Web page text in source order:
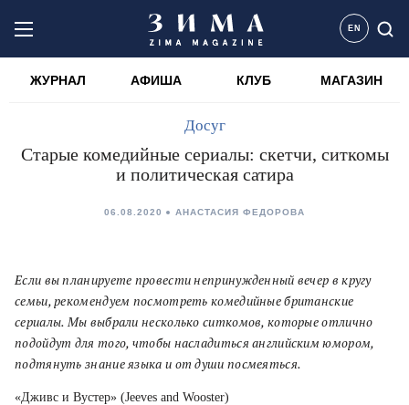
EN
ЖУРНАЛ АФИША КЛУБ МАГАЗИН
Досуг
Старые комедийные сериалы: скетчи, ситкомы
и политическая сатира
06.08.2020 АНАСТАСИЯ ФЕДОРОВА
Если вы планируете провести непринужденный вечер в кругу
семьи, рекомендуем посмотреть комедийные британские
сериалы. Мы выбрали несколько ситкомов, которые отлично
подойдут для того, чтобы насладиться английским юмором,
подтянуть знание языка и от души посмеяться.
«Дживс и Вустер» (Jeeves and Wooster)